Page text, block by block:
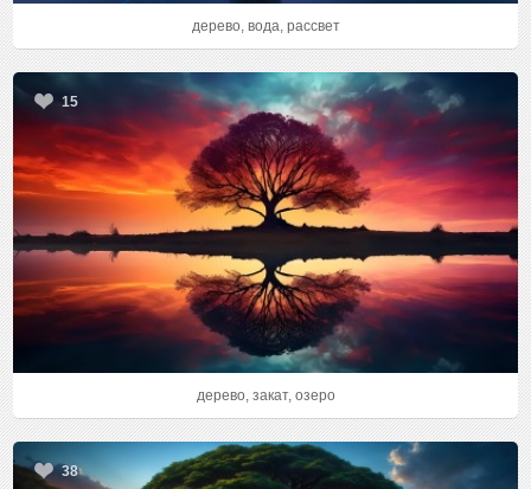
дерево, вода, рассвет
15
дерево, закат, озеро
38